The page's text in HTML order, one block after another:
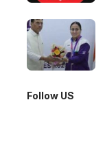
Follow US